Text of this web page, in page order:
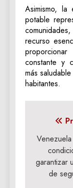
Asimismo,
potable
recurso
constante y
más
habitantes.
de
garantizar
de